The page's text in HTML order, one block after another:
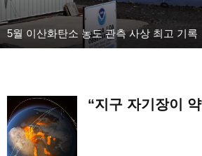
5월 이산화탄소 농도 관측 사상 최고 기록
“지구 자기장이